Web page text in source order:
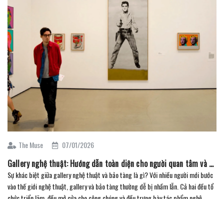
The Muse 07/01/2026
Gallery nghệ thuật: Hướng dẫn toàn diện cho người quan tâm và sưu tầm (Phần 4)
Sự khác biệt giữa gallery nghệ thuật và bảo tàng là gì? Với nhiều người mới bước
vào thế giới nghệ thuật, gallery và bảo tàng thường dễ bị nhầm lẫn. Cả hai đều tổ